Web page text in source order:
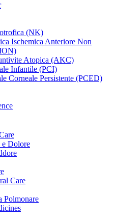
(NK)
Ischemica Anteriore Non
Atopica (AKC)
Infantile (PCI)
Corneale Persistente (PCED)
e Dolore
Care
Polmonare